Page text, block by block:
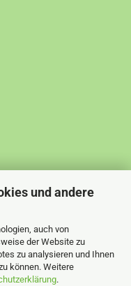
und andere
auch von
der Website zu
zu analysieren und Ihnen
können. Weitere
.